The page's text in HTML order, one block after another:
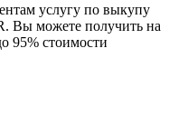
услугу по выкупу
Вы можете получить на
95% стоимости